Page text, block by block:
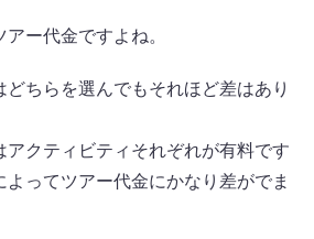
ー代金ですよね。
ちらを選んでもそれほど差はあり
アクティビティそれぞれが有料です
ってツアー代金にかなり差がでま